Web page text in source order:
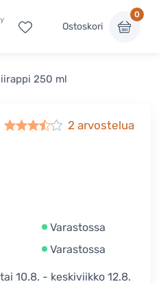
Ostoskori
0
250 ml
2 arvostelua
Varastossa
Varastossa
10.8. - keskiviikko 12.8.